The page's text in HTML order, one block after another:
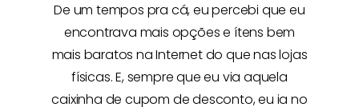
De um tempos pra cá, eu percebi que eu
encontrava mais opções e ítens bem
mais baratos na Internetdo que nas lojas
físicas. E, sempre que eu via aquela
caixinha de cupom de desconto, eu ia no